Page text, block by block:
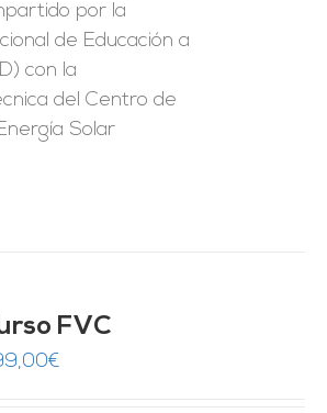
por la
de Educación a
con la
del Centro de
Solar
FVC
€